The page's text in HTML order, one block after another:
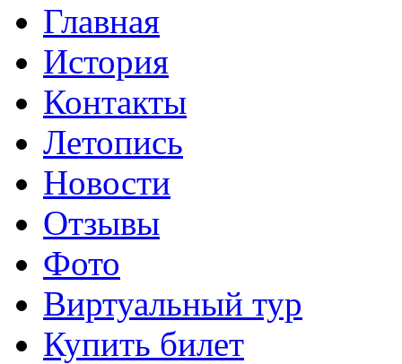
Главная
История
Контакты
Летопись
Новости
Отзывы
Фото
Виртуальный тур
Купить билет